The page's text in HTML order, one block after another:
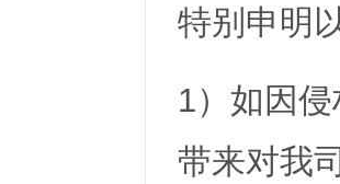
特别申明
1）如因
带来对我